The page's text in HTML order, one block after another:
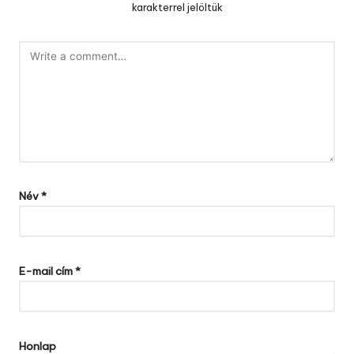
karakterrel jelöltük
Név*
E-mail cím*
Honlap